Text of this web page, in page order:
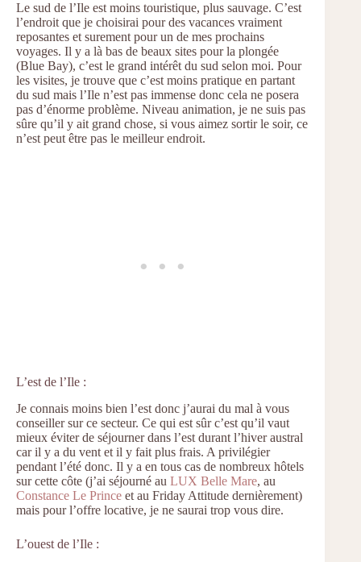
Le sud de l’Ile est moins touristique, plus sauvage. C’est
l’endroit que je choisirai pour des vacances vraiment
reposantes et surement pour un de mes prochains
voyages. Il y a là bas de beaux sites pour la plongée
(Blue Bay), c’est le grand intérêt du sud selon moi. Pour
les visites, je trouve que c’est moins pratique en partant
du sud mais l’Ile n’est pas immense donc cela ne posera
pas d’énorme problème. Niveau animation, je ne suis pas
sûre qu’il y ait grand chose, si vous aimez sortir le soir, ce
n’est peut être pas le meilleur endroit.
L’est de l’Ile :
Je connais moins bien l’est donc j’aurai du mal à vous
conseiller sur ce secteur. Ce qui est sûr c’est qu’il vaut
mieux éviter de séjourner dans l’est durant l’hiver austral
car il y a du vent et il y fait plus frais. A privilégier
pendant l’été donc. Il y a en tous cas de nombreux hôtels
sur cette côte (j’ai séjourné au LUX Belle Mare, au
Constance Le Prince et au Friday Attitude dernièrement)
mais pour l’offre locative, je ne saurai trop vous dire.
L’ouest de l’Ile :